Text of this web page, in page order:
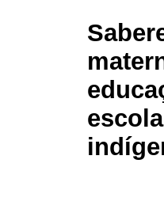
escola